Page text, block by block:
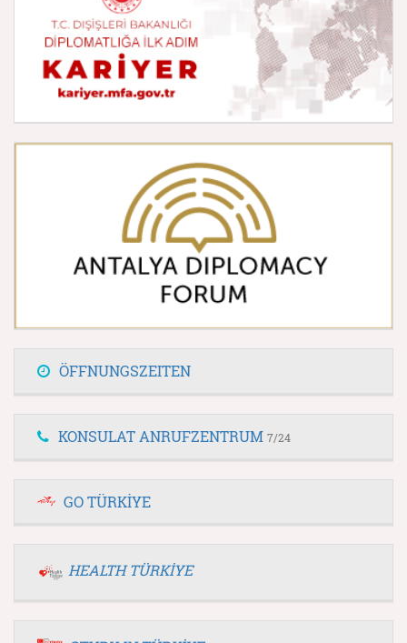
ÖFFNUNGSZEITEN
KONSULAT ANRUFZENTRUM 7/24
GO TÜRKİYE
HEALTH TÜRKİYE